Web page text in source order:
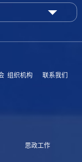
组织机构 联系我们
思政工作